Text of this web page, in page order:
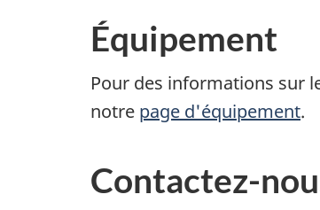
Équipement
Pour des informations sur
notre page d'équipement.
Contactez-